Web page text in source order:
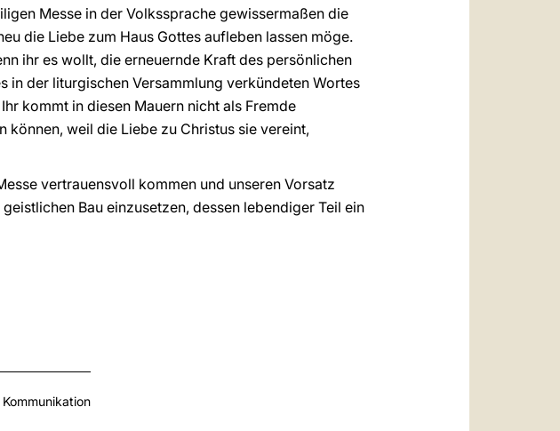
Messe in der Volkssprache gewissermaßen die
die Liebe zum Haus Gottes aufleben lassen möge.
ihr es wollt, die erneuernde Kraft des persönlichen
in der liturgischen Versammlung verkündeten Wortes
kommt in diesen Mauern nicht als Fremde
können, weil die Liebe zu Christus sie vereint,
vertrauensvoll kommen und unseren Vorsatz
Bau einzusetzen, dessen lebendiger Teil ein